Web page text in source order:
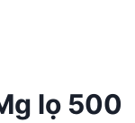
lọ 500